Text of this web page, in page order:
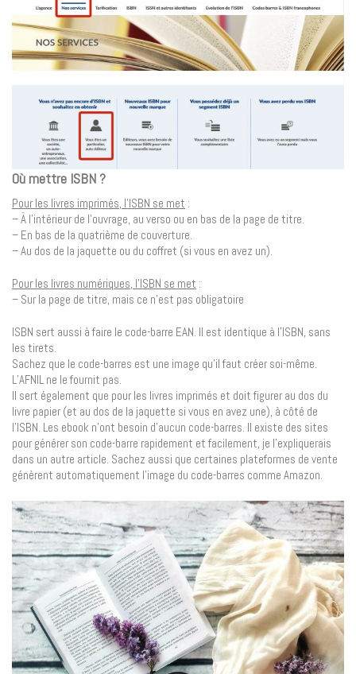
Où mettre ISBN ?
Pour les livres imprimés, l’ISBN se met :
– À l’intérieur de l’ouvrage, au verso ou en bas de la page de titre.
– En bas de la quatrième de couverture.
– Au dos de la jaquette ou du coffret (si vous en avez un).
Pour les livres numériques, l’ISBN se met :
– Sur la page de titre, mais ce n’est pas obligatoire
ISBN sert aussi à faire le code-barre EAN. Il est identique à l’ISBN, sans
les tirets.
Sachez que le code-barres est une image qu’il faut créer soi-même.
L’AFNIL ne le fournit pas.
Il sert également que pour les livres imprimés et doit figurer au dos du
livre papier (et au dos de la jaquette si vous en avez une), à côté de
l’ISBN. Les ebook n’ont besoin d’aucun code-barres. Il existe des sites
pour générer son code-barre rapidement et facilement, je l’expliquerais
dans un autre article. Sachez aussi que certaines plateformes de vente
génèrent automatiquement l’image du code-barres comme Amazon.